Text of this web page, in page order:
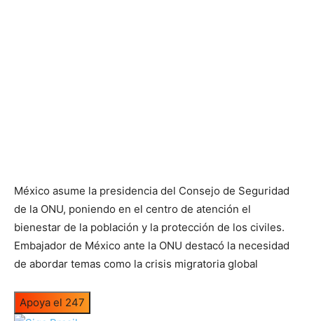
México asume la presidencia del Consejo de Seguridad
de la ONU, poniendo en el centro de atención el
bienestar de la población y la protección de los civiles.
Embajador de México ante la ONU destacó la necesidad
de abordar temas como la crisis migratoria global
Apoya el 247